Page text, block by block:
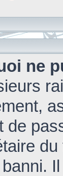
ne
de